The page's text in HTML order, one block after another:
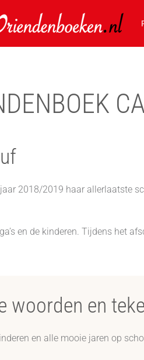
2018/2019 haar allerlaatste
en de kinderen. Tijdens het
woorden en
en alle mooie jaren op